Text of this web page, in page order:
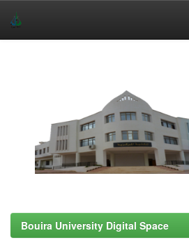
Bouira University Digital Space